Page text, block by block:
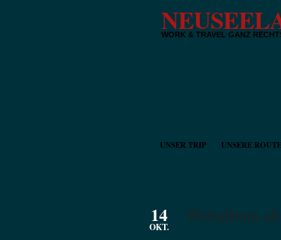
WORK & TRAVEL GANZ
UNSER TRIP UNSERE ROUTE
14
OKT.
Webalbum